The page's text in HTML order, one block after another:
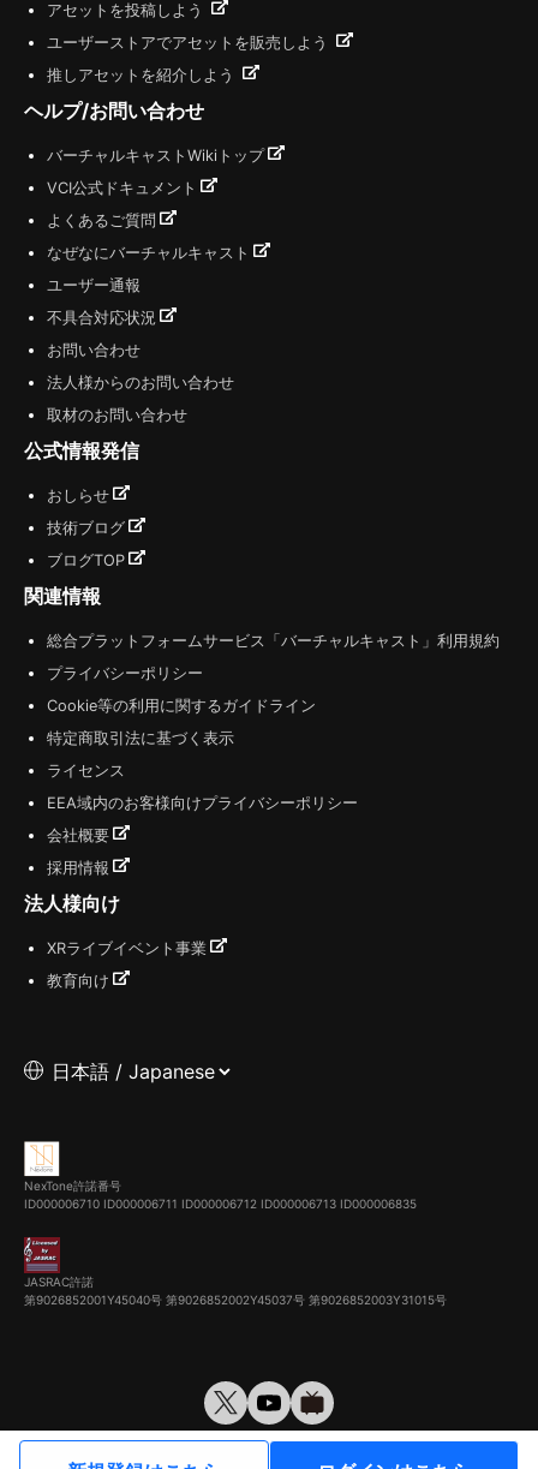
アセットを投稿しよう
ユーザーストアでアセットを販売しよう
推しアセットを紹介しよう
ヘルプ/お問い合わせ
バーチャルキャストWikiトップ
VCI公式ドキュメント
よくあるご質問
なぜなにバーチャルキャスト
ユーザー通報
不具合対応状況
お問い合わせ
法人様からのお問い合わせ
取材のお問い合わせ
公式情報発信
おしらせ
技術ブログ
ブログTOP
関連情報
総合プラットフォームサービス「バーチャルキャスト」利用規約
プライバシーポリシー
Cookie等の利用に関するガイドライン
特定商取引法に基づく表示
ライセンス
EEA域内のお客様向けプライバシーポリシー
会社概要
採用情報
法人様向け
XRライブイベント事業
教育向け
NexTone許諾番号
ID000006710 ID000006711 ID000006712 ID000006713 ID000006835
JASRAC許諾
第9026852001Y45040号 第9026852002Y45037号 第9026852003Y31015号
© VirtualCast, Inc. All rights reserved.